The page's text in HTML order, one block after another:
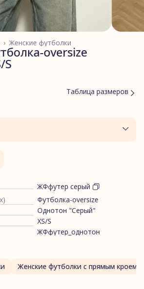
Женские футболки
›
oversize
S
Таблица размеров
ЖФфутер серый
Футболка-oversize
Однотон "Серый"
XS/S
ЖФфутер_однотон
Женские футболки с прямым кроем